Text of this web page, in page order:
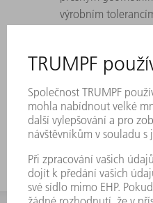
výrobním
minimálního
povrchu trysky
Made in Germany
kvalitu dílů